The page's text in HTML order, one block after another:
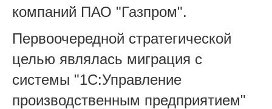
компаний ПАО "Газпром".
Первоочередной стратегической
целью являлась миграция с
системы "1С:Управление
производственным предприятием"